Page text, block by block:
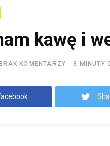
kawę i
BRAK KOMENTARZY 3 MINUTY